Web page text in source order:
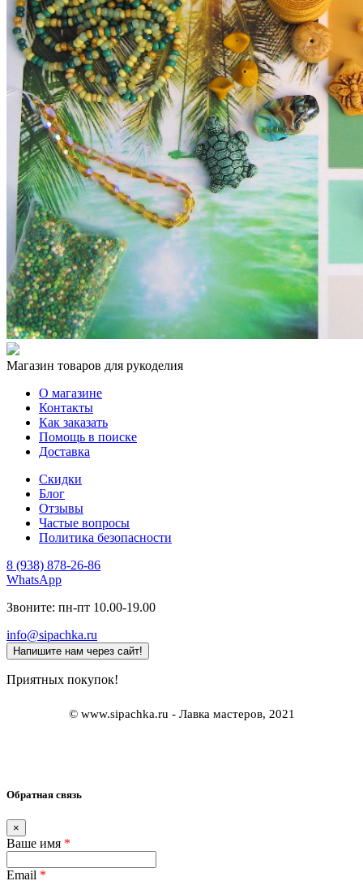
Магазин товаров для рукоделия
О магазине
Контакты
Как заказать
Помощь в поиске
Доставка
Скидки
Блог
Отзывы
Частые вопросы
Политика безопасности
8 (938) 878-26-86
WhatsApp
Звоните: пн-пт 10.00-19.00
info@sipachka.ru
Напишите нам через сайт!
Приятных покупок!
© www.sipachka.ru - Лавка мастеров, 2021
Обратная связь
×
Ваше имя *
Email *